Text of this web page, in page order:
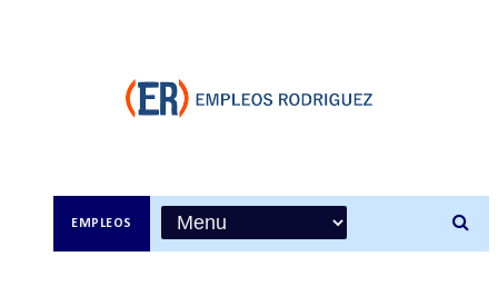
EMPLEOS